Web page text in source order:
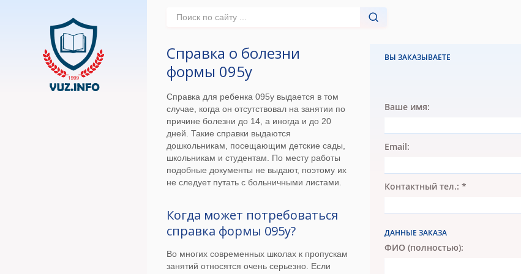
Ваше имя:
Email:
Контактный тел.: *
ДАННЫЕ ЗАКАЗА
ФИО (полностью):
ВЫ ЗАКАЗЫВАЕТЕ
Справка о болезни
формы 095у
Справка для ребенка 095у выдается в том
случае, когда он отсутствовал на занятии по
причине болезни до 14, а иногда и до 20
дней. Такие справки выдаются
дошкольникам, посещающим детские сады,
школьникам и студентам. По месту работы
подобные документы не выдают, поэтому их
не следует путать с больничными листами.
Когда может потребоваться
справка формы 095у?
Во многих современных школах к пропускам
занятий относятся очень серьезно. Если